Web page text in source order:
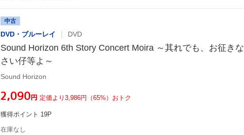
中古
DVD・ブルーレイ DVD
Sound Horizon 6th Story Concert Moira ～其れでも、お征きな
さい仔等よ～
Sound Horizon
¥2,090円 定価より3,986円（65%）おトク
獲得ポイント 19P
在庫なし